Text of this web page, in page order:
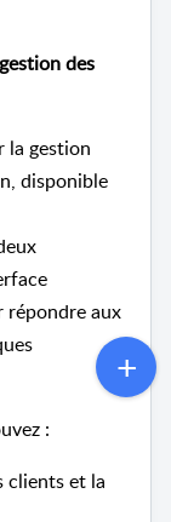
des
la gestion
disponible
répondre aux
:
clients et la